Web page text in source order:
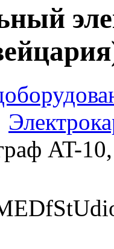
AT-